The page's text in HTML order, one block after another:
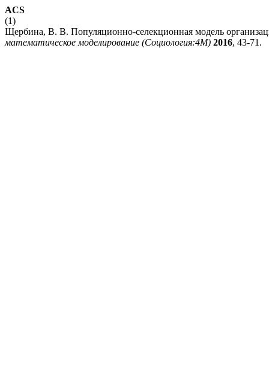
ACS
(1)
Щербина, В. В. Популяционно-селекционная модель
математическое моделирование (Социология:4М) 2016, 43-71.